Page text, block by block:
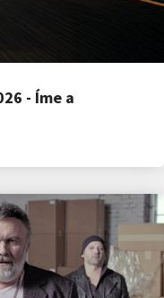
- Íme a